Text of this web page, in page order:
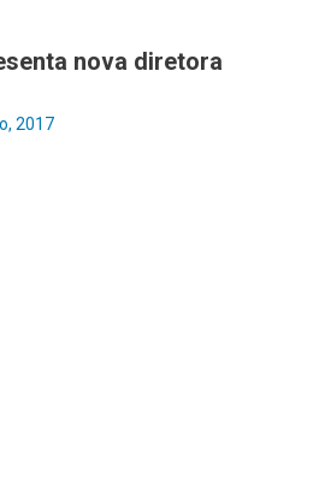
nova diretora
2017